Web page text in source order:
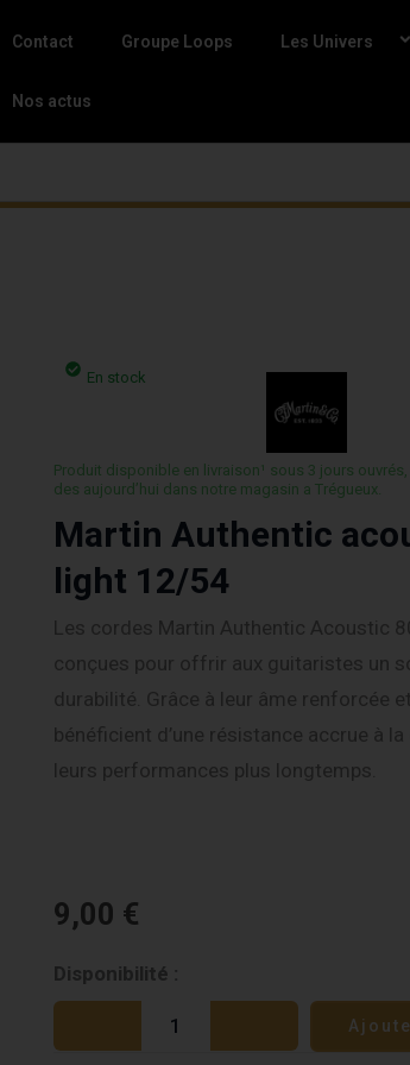
Contact Groupe Loops Les Univers
Nos actus
En stock
Produit disponible en livraison¹ sous 3 jours ouvrés,
des aujourd’hui dans notre magasin a Trégueux.
Martin Authentic
light 12/54
Les cordes Martin Authentic Acoustic
conçues pour offrir aux guitaristes un
durabilité. Grâce à leur âme renforcée
bénéficient d’une résistance accrue à
leurs performances plus longtemps.
9,00 €
Disponibilité :
quantité
de